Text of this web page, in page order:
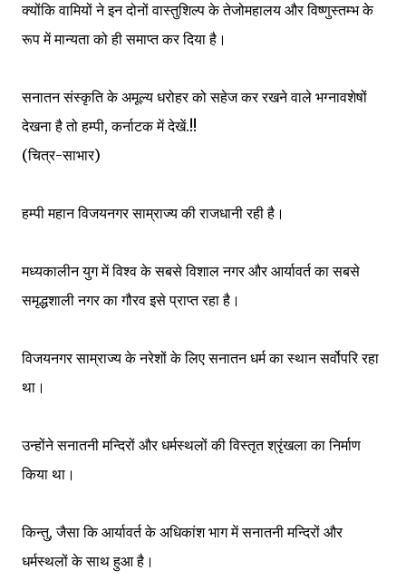
क्योंकि वामियों ने इन दोनों वास्तुशिल्प के तेजोमहालय और विष्णुस्तम्भ के
रूप में मान्यता को ही समाप्त कर दिया है।
सनातन संस्कृति के अमूल्य धरोहर को सहेज कर रखने वाले भग्नावशेषों
देखना है तो हम्पी, कर्नाटक में देखें.!!
(चित्र-साभार)
हम्पी महान विजयनगर साम्राज्य की राजधानी रही है।
मध्यकालीन युग में विश्व के सबसे विशाल नगर और आर्यावर्त का सबसे
समृद्धशाली नगर का गौरव इसे प्राप्त रहा है।
विजयनगर साम्राज्य के नरेशों के लिए सनातन धर्म का स्थान सर्वोपरि रहा
था।
उन्होंने सनातनी मन्दिरों और धर्मस्थलों की विस्तृत श्रृंखला का निर्माण
किया था।
किन्तु, जैसा कि आर्यावर्त के अधिकांश भाग में सनातनी मन्दिरों और
धर्मस्थलों के साथ हुआ है।